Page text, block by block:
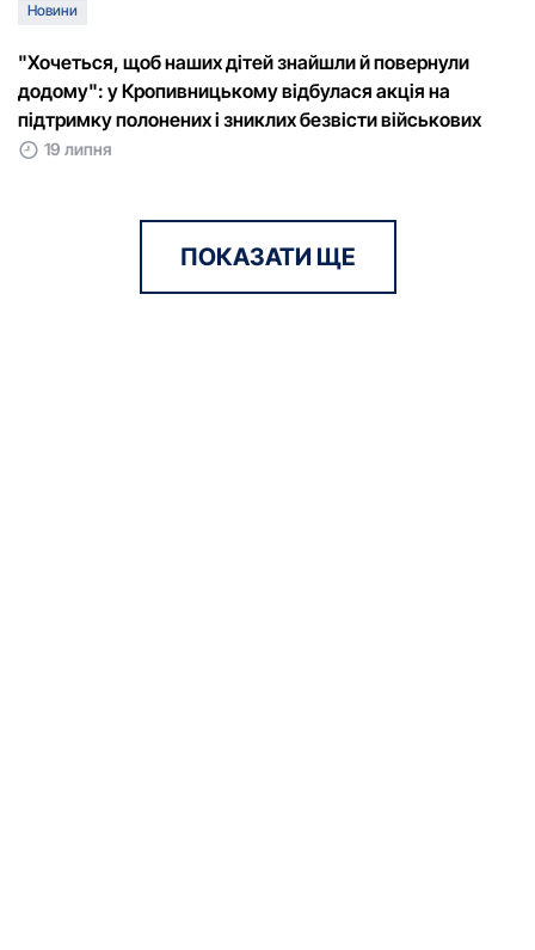
Новини
"Хочеться, щоб наших дітей знайшли й повернули
додому": у Кропивницькому відбулася акція на
підтримку полонених і зниклих безвісти військових
19 липня
ПОКАЗАТИ ЩЕ